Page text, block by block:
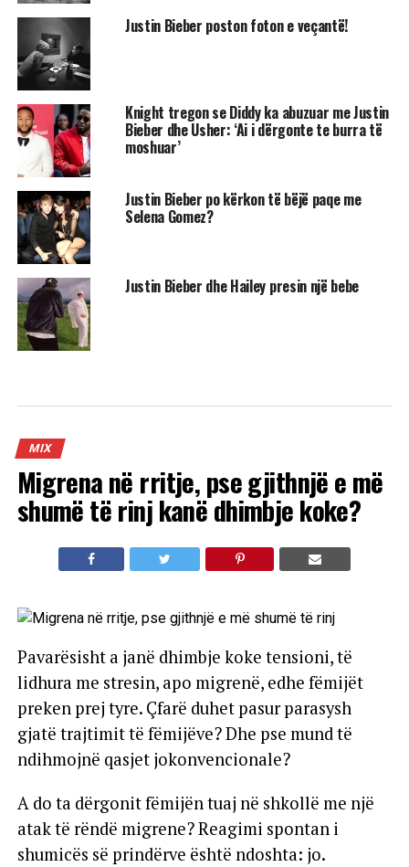
Justin Bieber poston foton e veçantë!
Knight tregon se Diddy ka abuzuar me Justin
Bieber dhe Usher: ‘Ai i dërgonte te burra të
moshuar’
Justin Bieber po kërkon të bëjë paqe me
Selena Gomez?
Justin Bieber dhe Hailey presin një bebe
MIX
Migrena në rritje, pse gjithnjë e më
shumë të rinj kanë dhimbje koke?
Pavarësisht a janë dhimbje koke tensioni, të
lidhura me stresin, apo migrenë, edhe fëmijët
preken prej tyre. Çfarë duhet pasur parasysh
gjatë trajtimit të fëmijëve? Dhe pse mund të
ndihmojnë qasjet jokonvencionale?
A do ta dërgonit fëmijën tuaj në shkollë me një
atak të rëndë migrene? Reagimi spontan i
shumicës së prindërve është ndoshta: jo.